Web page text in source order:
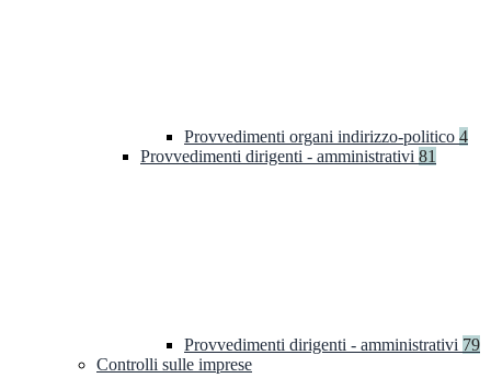
Provvedimenti organi indirizzo-politico 4
Provvedimenti dirigenti - amministrativi 81
Provvedimenti dirigenti - amministrativi 79
Controlli sulle imprese